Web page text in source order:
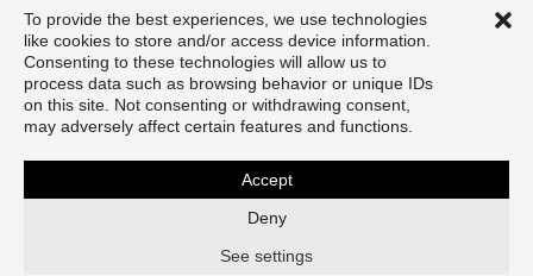
To provide the best experiences, we use technologies
like cookies to store and/or access device information.
Consenting to these technologies will allow us to
process data such as browsing behavior or unique IDs
on this site. Not consenting or withdrawing consent,
may adversely affect certain features and functions.
Accept
Deny
See settings
Réhabilitation d’une ferme Les cabanes à la Redoute
Transformer ensemble l’essentiel, une ambition architecturale nouvelle
: du territoire au contexte, de l’existant au patrimoine, de la technique à